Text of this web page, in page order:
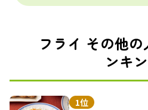
フライ その他
ンキ
1位